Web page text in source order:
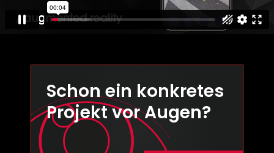
Schon ein konkretes
Projekt vor Augen?